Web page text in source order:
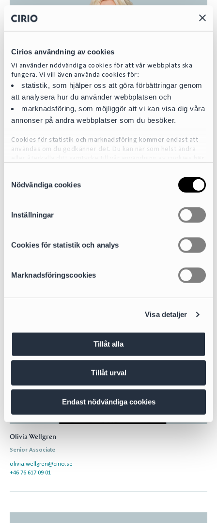
Cirios användning av cookies
Vi använder nödvändiga cookies för att vår webbplats ska
fungera. Vi vill även använda cookies för:
statistik, som hjälper oss att göra förbättringar genom
att analysera hur du använder webbplatsen och
marknadsföring, som möjliggör att vi kan visa dig våra
annonser på andra webbplatser som du besöker.
Cookies för statistik och marknadsföring kommer endast att
användas om du godkänner det. Du kan när som helst ändra
För mer detaljerad information om de cookies vi använder, se
vår Cookiepolicy, som finns tillgänglig
Nödvändiga cookies
Inställningar
Cookies för statistik och analys
Marknadsföringscookies
Visa detaljer
Tillåt alla
Tillåt urval
Endast nödvändiga cookies
Elina Danielsson
Olivia Wellgren
Senior Associate
olivia.wellgren@cirio.se
+46 76 617 09 01